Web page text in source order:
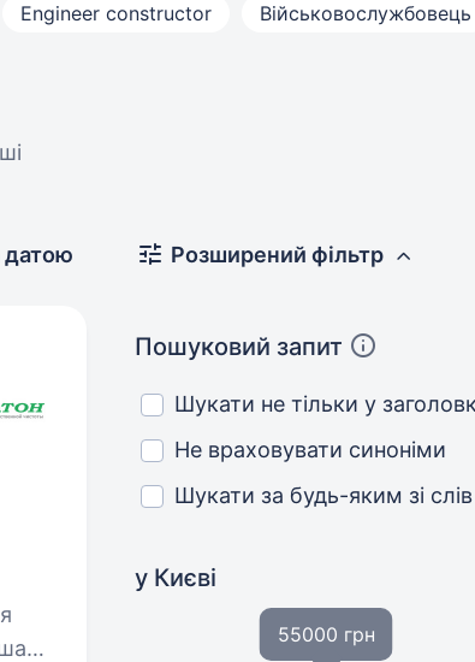
Engineer constructor Військовослужбовець
датою Розширений фільтр
Пошуковий запит
Шукати не тільки у
Не враховувати синоніми
Шукати за будь-яким зі слів
у Києві
55000 грн